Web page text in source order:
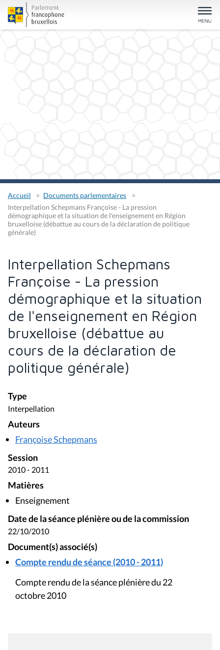
Accueil
Documents parlementaires
Interpellation Schepmans Françoise - La pression
démographique et la situation de l'enseignement en Région
bruxelloise (débattue au cours de la déclaration de politique
générale)
Interpellation Schepmans
Françoise - La pression
démographique et la situation
de l'enseignement en Région
bruxelloise (débattue au
cours de la déclaration de
politique générale)
Type
Interpellation
Auteurs
Françoise Schepmans
Session
2010 - 2011
Matières
Enseignement
Date de la séance plénière ou de la commission
22/10/2010
Document(s) associé(s)
Compte rendu de séance (2010 - 2011)
Compte rendu de la séance plénière du 22
octobre 2010